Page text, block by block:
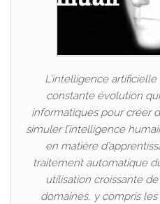
L’intelligence
constante évolution
informatiques pour créer
simuler l’intelligence
en matière
traitement automatique
utilisation croissante
domaines, y compris les